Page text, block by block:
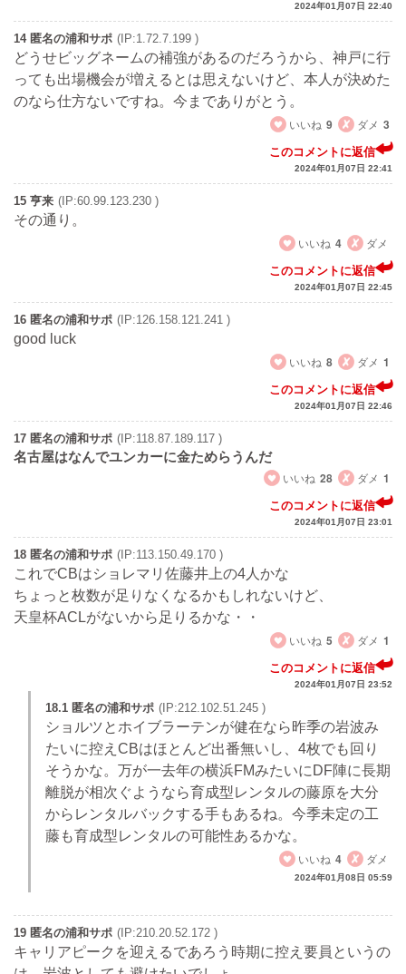
2024年01月07日 22:40
14 匿名の浦和サポ (IP:1.72.7.199 )
どうせビッグネームの補強があるのだろうから、神戸に行
っても出場機会が増えるとは思えないけど、本人が決めた
のなら仕方ないですね。今までありがとう。
いいね 9 ダメ 3
このコメントに返信
2024年01月07日 22:41
15 亨来 (IP:60.99.123.230 )
その通り。
いいね 4 ダメ
このコメントに返信
2024年01月07日 22:45
16 匿名の浦和サポ (IP:126.158.121.241 )
good luck
いいね 8 ダメ 1
このコメントに返信
2024年01月07日 22:46
17 匿名の浦和サポ (IP:118.87.189.117 )
名古屋はなんでユンカーに金ためらうんだ
いいね 28 ダメ 1
このコメントに返信
2024年01月07日 23:01
18 匿名の浦和サポ (IP:113.150.49.170 )
これでCBはショレマリ佐藤井上の4人かな
ちょっと枚数が足りなくなるかもしれないけど、
天皇杯ACLがないから足りるかな・・
いいね 5 ダメ 1
このコメントに返信
2024年01月07日 23:52
18.1 匿名の浦和サポ (IP:212.102.51.245 )
ショルツとホイブラーテンが健在なら昨季の岩波み
たいに控えCBはほとんど出番無いし、4枚でも回り
そうかな。万が一去年の横浜FMみたいにDF陣に長期
離脱が相次ぐようなら育成型レンタルの藤原を大分
からレンタルバックする手もあるね。今季未定の工
藤も育成型レンタルの可能性あるかな。
いいね 4 ダメ
2024年01月08日 05:59
19 匿名の浦和サポ (IP:210.20.52.172 )
キャリアピークを迎えるであろう時期に控え要員というの